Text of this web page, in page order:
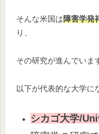
そんな米国は障害学発
り、
その研究が進んでいま
以下が代表的な大学に
シカゴ大学/